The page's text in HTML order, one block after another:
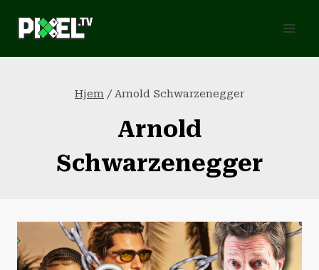
Hjem / Arnold Schwarzenegger
Arnold
Schwarzenegger